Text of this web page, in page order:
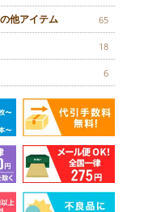
他アイテム 65
18
6